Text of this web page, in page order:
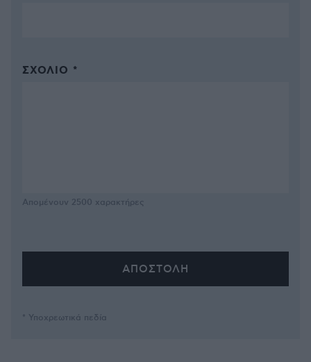
ΣΧΌΛΙΟ *
Απομένουν 2500 χαρακτήρες
* Υποχρεωτικά πεδία